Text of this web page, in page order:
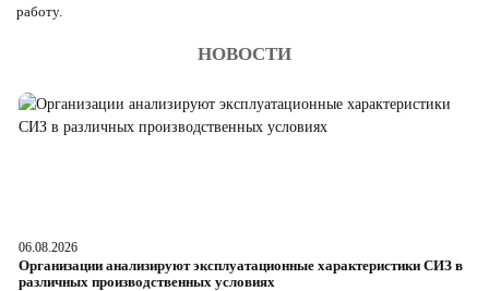
работу.
НОВОСТИ
06.08.2026
Организации анализируют эксплуатационные характеристики СИЗ в
различных производственных условиях